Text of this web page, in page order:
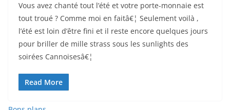
Vous avez chanté tout l’été et votre porte-monnaie est
tout troué ? Comme moi en faitâ€¦ Seulement voilà ,
l’été est loin d’être fini et il reste encore quelques jours
pour briller de mille strass sous les sunlights des
soirées Cannoisesâ€¦
Read More